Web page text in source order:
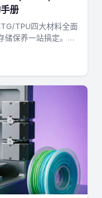
册
TPU四大材料全面
储保养一站搞定。附